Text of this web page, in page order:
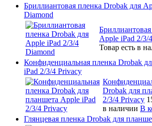
Бриллиантовая пленка Drobak для
Diamond
Apple iPad 2/3/
Товар есть в
Конфиденциальная пленка Drobak
iPad 2/3/4 Privacy
Drobak для
2/3/4 Privacy
в наличии В
Глянцевая пленка Drobak для